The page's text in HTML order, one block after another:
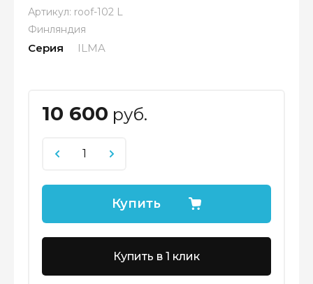
Артикул: roof-102 L
Финляндия
Серия ILMA
10 600 руб.
Купить
Купить в 1 клик